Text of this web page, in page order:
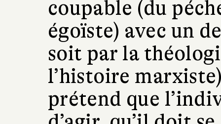
coupable (du
égoïste) avec un
soit par la
l’histoire
prétend que